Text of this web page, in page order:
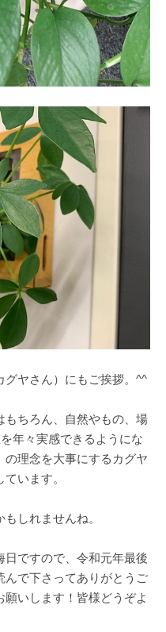
グヤさん）にもご挨拶。^^
もちろん、自然やもの、場
年々実感できるようにな
の理念を大事にするカグヤ
います。
しれませんね。
日ですので、令和元年最後
んで下さってありがとうご
いします！皆様どうぞよ